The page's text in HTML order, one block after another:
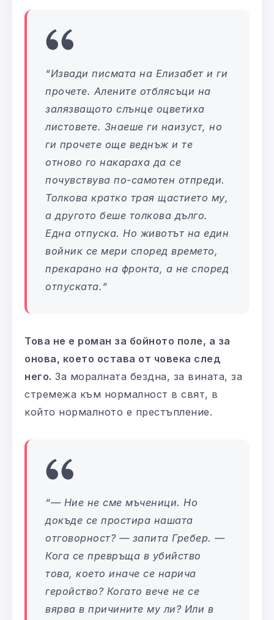
“Извади писмата на Елизабет и ги
прочете. Алените отблясъци на
залязващото слънце оцветиха
листовете. Знаеше ги наизуст, но
ги прочете още веднъж и те
отново го накараха да се
почувствува по-самотен отпреди.
Толкова кратко трая щастието му,
а другото беше толкова дълго.
Една отпуска. Но животът на един
войник се мери според времето,
прекарано на фронта, а не според
отпуската. “
Това не е роман за бойното поле, а за
онова, което остава от човека след
него. За моралната бездна, за вината, за
стремежа към нормалност в свят, в
който нормалното е престъпление.
“— Ние не сме мъченици. Но
докъде се простира нашата
отговорност? — запита Гребер. —
Кога се превръща в убийство
това, което иначе се нарича
геройство? Когато вече не се
вярва в причините му ли? Или в